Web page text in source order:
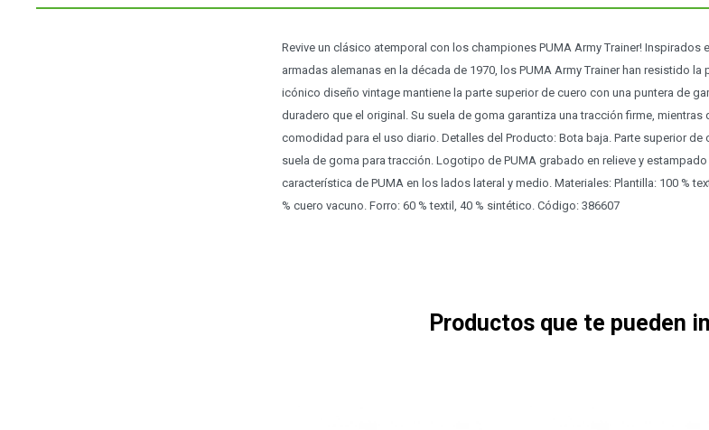
Revive un clásico atemporal con los championes PUMA Army Trainer!
armadas alemanas en la década de 1970, los PUMA Army Trainer han resistido
icónico diseño vintage mantiene la parte superior de cuero con una puntera de
duradero que el original. Su suela de goma garantiza una tracción firme, mientras
comodidad para el uso diario. Detalles del Producto: Bota baja. Parte superior de
suela de goma para tracción. Logotipo de PUMA grabado en relieve y
característica de PUMA en los lados lateral y medio. Materiales: Plantilla: 100 %
% cuero vacuno. Forro: 60 % textil, 40 % sintético. Código: 386607
Productos que te pueden